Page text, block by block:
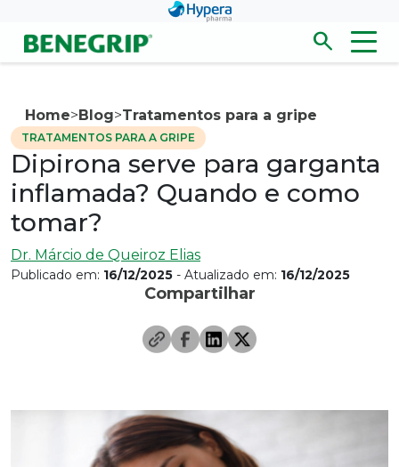
Pular para conteúdo principal
search
Abrir/
Home>Blog>Tratamentos para a gripe
TRATAMENTOS PARA A GRIPE
Dipirona serve para garganta
inflamada? Quando e como
tomar?
Dr. Márcio de Queiroz Elias
Publicado em: 16/12/2025 - Atualizado em: 16/12/2025
Compartilhar